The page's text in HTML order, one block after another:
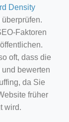
Density
Faktoren
oft, dass die
bewerten
da Sie
früher
wird.